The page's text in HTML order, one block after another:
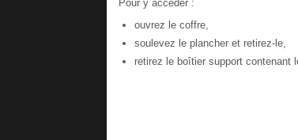
Pour y accéder :
ouvrez le coffre,
soulevez le plancher et retirez-le,
retirez le boîtier support contenant